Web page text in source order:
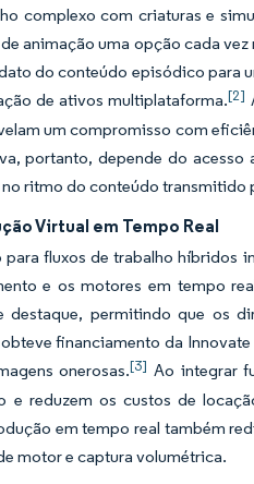
complexo com criaturas e
animação uma opção cada
do conteúdo episódico
de ativos multiplataforma.[2]
um compromisso com
portanto, depende do
ritmo do conteúdo transmitido
Virtual em Tempo Real
fluxos de trabalho híbridos
e os motores em tempo
destaque, permitindo que os
financiamento da
onerosas.[3] Ao integrar
e reduzem os custos de
em tempo real também
motor e captura volumétrica.